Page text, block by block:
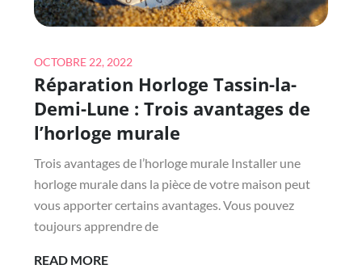
POUR
LA
HORLOGE
À
MARSEILLE
Posted
on
OCTOBRE 22, 2022
Réparation Horloge Tassin-la-
Demi-Lune : Trois avantages de
l’horloge murale
Trois avantages de l’horloge murale Installer une
horloge murale dans la pièce de votre maison peut
vous apporter certains avantages. Vous pouvez
toujours apprendre de
READ MORERÉPARATION